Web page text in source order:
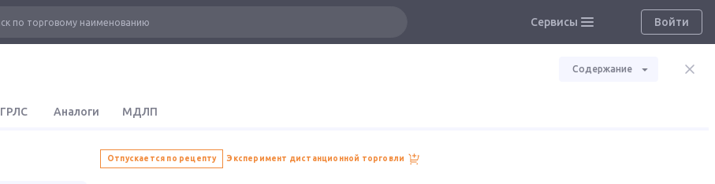
Сервисы Войти
Содержание
ГРЛС Аналоги МДЛП
Отпускается по рецепту Эксперимент дистанционной торговли